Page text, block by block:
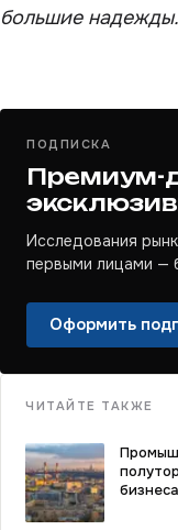
большие надежды.
ПОДПИСКА
Премиум-
Исследования
первыми лицами —
Оформить
ЧИТАЙТЕ ТАКЖЕ